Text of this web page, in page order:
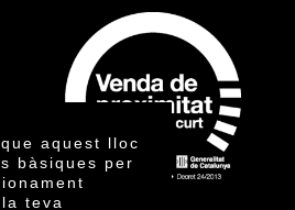
aquest lloc
bàsiques per
teva